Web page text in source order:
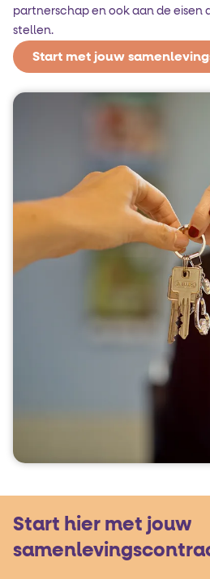
partnerschap en ook aan de eisen
stellen.
Start met jouw
Start hier met jouw